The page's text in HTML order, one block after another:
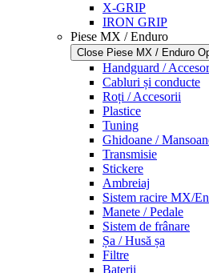
X-GRIP
IRON GRIP
Piese MX / Enduro
Close Piese MX / Enduro
Handguard /
Cabluri și conducte
Roți / Accesorii
Plastice
Tuning
Ghidoane /
Transmisie
Stickere
Ambreiaj
Sistem racire MX/
Manete / Pedale
Sistem de frânare
Șa / Husă șa
Filtre
Baterii